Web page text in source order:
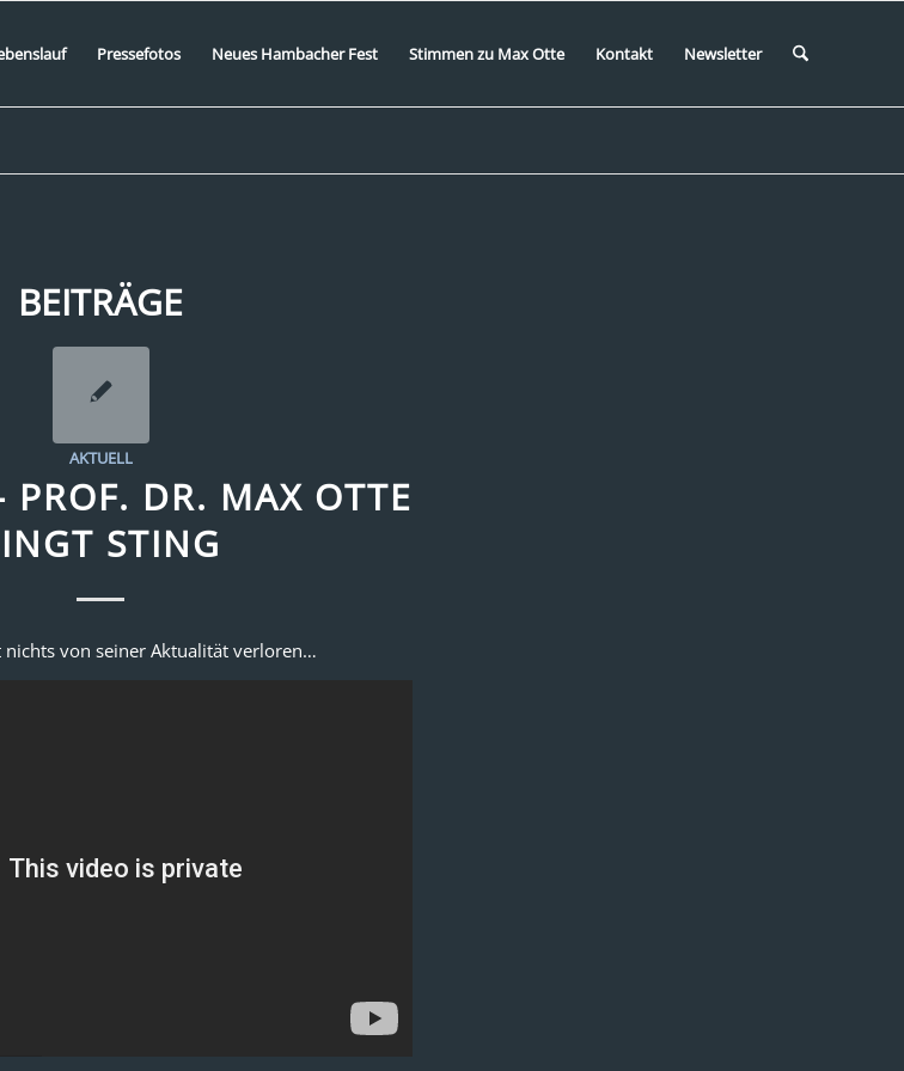
Pressefotos Neues Hambacher Fest Stimmen zu Max Otte Kontakt Newsletter
BEITRÄGE
AKTUELL
PROF. DR. MAX OTTE
STING
von seiner Aktualität verloren…